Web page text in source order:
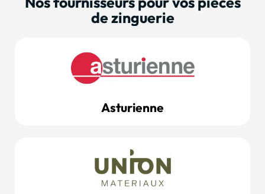
de zinguerie
Asturienne